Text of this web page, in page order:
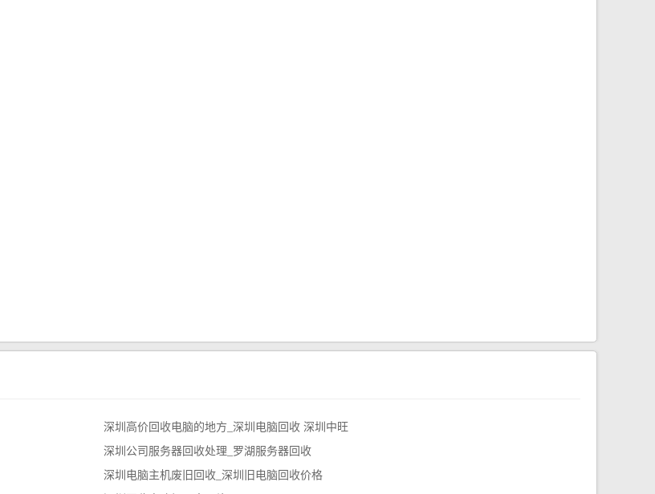
深圳高价回收电脑的地方_深圳电脑回收 深圳中旺
深圳公司服务器回收处理_罗湖服务器回收
深圳电脑主机废旧回收_深圳旧电脑回收价格